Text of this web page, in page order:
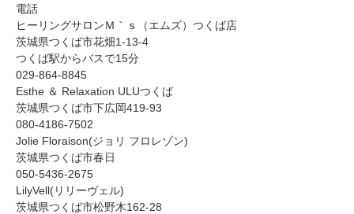
電話
ヒーリングサロンＭ｀ｓ（エムズ）つくば店
茨城県つくば市花畑1-13-4
つくば駅からバスで15分
029-864-8845
Esthe ＆ Relaxation ULUつくば
茨城県つくば市下広岡419-93
080-4186-7502
Jolie Floraison(ジョリ フロレゾン)
茨城県つくば市春日
050-5436-2675
LilyVell(リリーヴェル)
茨城県つくば市松野木162-28